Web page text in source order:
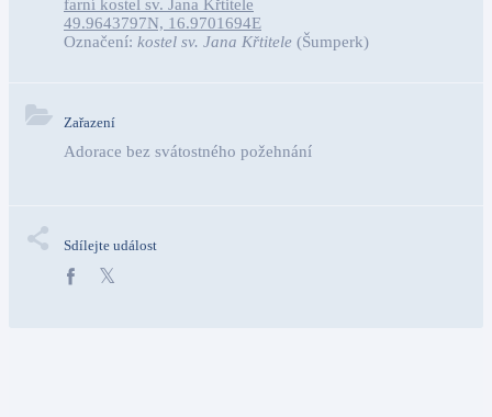
farní kostel sv. Jana Křtitele
49.9643797N, 16.9701694E
Označení: kostel sv. Jana Křtitele (Šumperk)
Zařazení
Adorace bez svátostného požehnání
Sdílejte událost